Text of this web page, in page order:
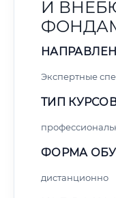
И
Экспертные
ТИП
ФОРМА
дистанционно